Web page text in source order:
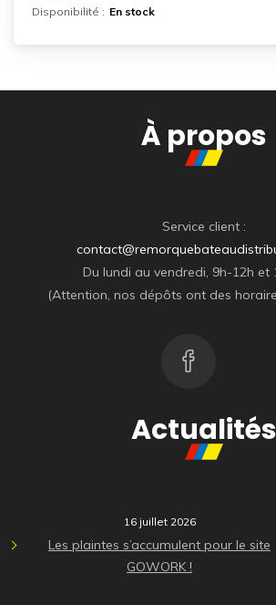
Disponibilité : En stock
À propos
Service client :
Du lundi au vendredi, 9h-12h et
(Attention, nos dépôts ont des
Actualités
16 juillet 2026
Les plaintes s’accumulent pour le site
GOWORK !